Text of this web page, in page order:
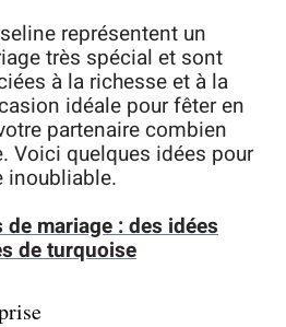
représentent un
très spécial et sont
à la richesse et à la
idéale pour fêter en
partenaire combien
Voici quelques idées pour
inoubliable.
de mariage : des idées
de turquoise